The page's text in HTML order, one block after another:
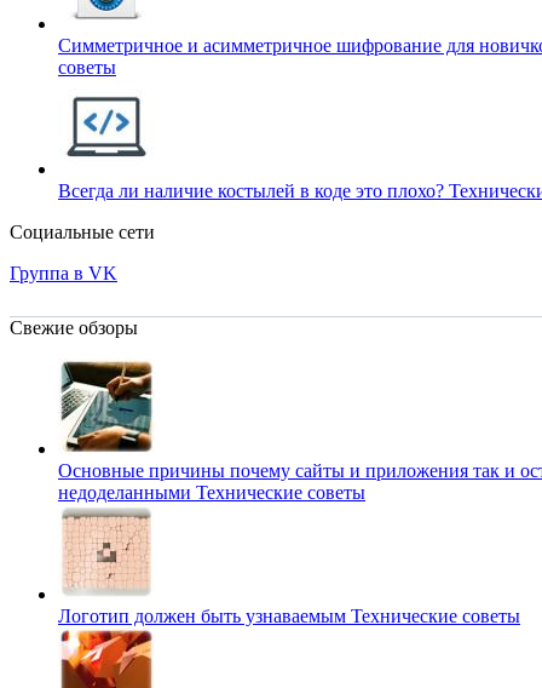
Симметричное и асимметричное шифрование для
советы
Всегда ли наличие костылей в коде это плохо?
Социальные сети
Группа в VK
Свежие обзоры
Основные причины почему сайты и приложения так и
недоделанными Технические советы
Логотип должен быть узнаваемым Технические советы